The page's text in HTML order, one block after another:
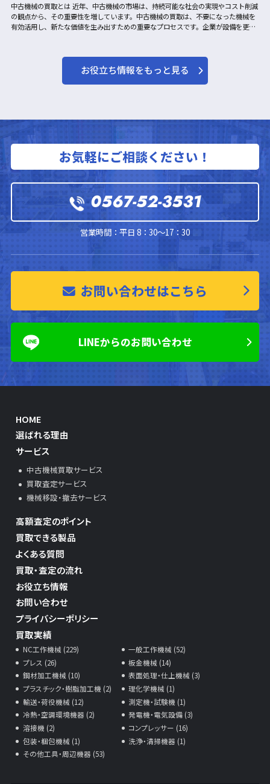
中古機械の買取とは 近年、中古機械の市場は、持続可能な社会の実現やコスト削減
の観点から、その重要性を増しています。中古機械の買取は、不要になった機械を
有効活用し、新たな価値を生み出すための重要なプロセスです。企業が設備を更新
お役立ち情報をもっと見る
お気軽にご相談ください！
0567-52-3531
営業時間：平日 8：30～17：30
お問い合わせはこちら
LINEからのお問い合わせ
HOME
選ばれる理由
サービス
中古機械買取サービス
買取査定サービス
機械移設・撤去サービス
高額査定のポイント
買取できる製品
よくある質問
買取・査定の流れ
お役立ち情報
お問い合わせ
プライバシーポリシー
買取実績
NC工作機械 (229)
一般工作機械 (52)
プレス (26)
板金機械 (14)
鋼材加工機械 (10)
表面処理・仕上機械 (3)
プラスチック・樹脂加工機 (2)
理化学機械 (1)
輸送・荷役機械 (12)
測定機・試験機 (1)
冷熱・空調環境機器 (2)
発電機・電気設備 (3)
溶接機 (2)
コンプレッサー (16)
包装・梱包機械 (1)
洗浄・清掃機器 (1)
その他工具・周辺機器 (53)